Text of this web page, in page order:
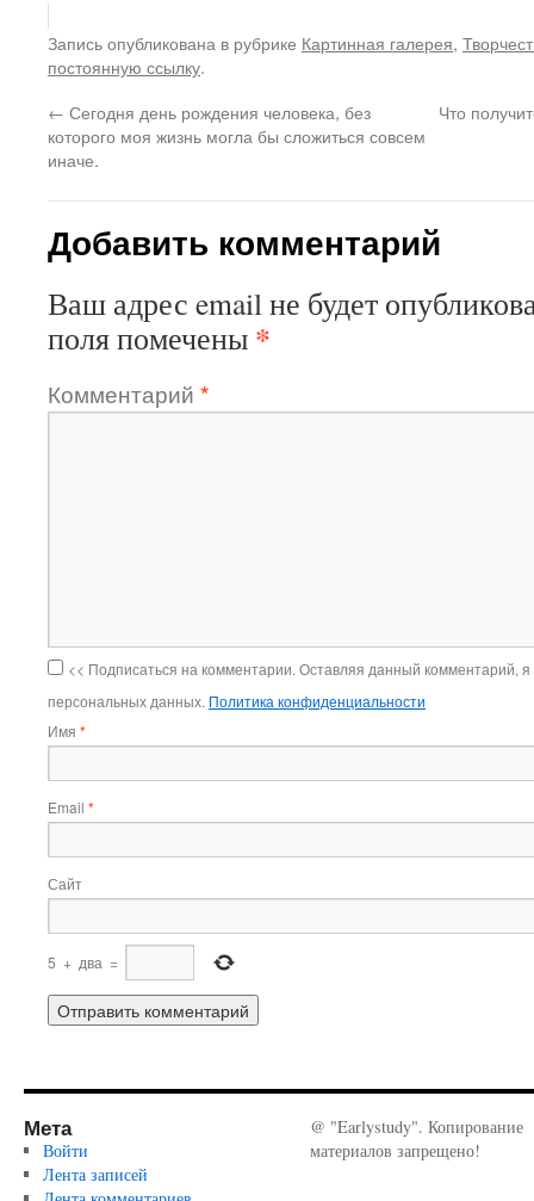
Запись опубликована в рубрике Картинная галерея,
постоянную ссылку.
← Сегодня день рождения человека, без
которого моя жизнь могла бы сложиться совсем
иначе.
Что
Добавить комментарий
Ваш адрес email не будет
поля помечены *
Комментарий *
<< Подписаться на комментарии. Оставляя данный комментарий,
персональных данных. Политика конфиденциальности
Имя *
Email *
Сайт
5 + два =
Мета
Войти
Лента записей
@ "Earlystudy". Копирование
материалов запрещено!